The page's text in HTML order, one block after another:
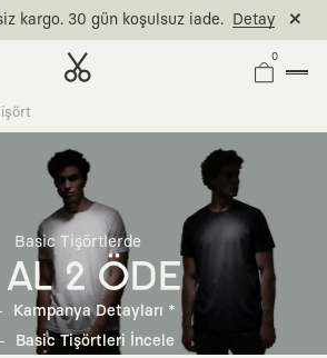
kargo. 30 gün koşulsuz iade. Detay
0
Basic Tişörtlerde
2 ÖDE
Kampanya Detayları *
Basic Tişörtleri İncele